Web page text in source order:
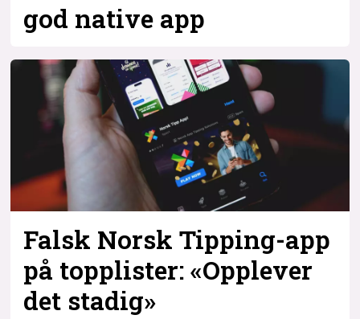
god native app
Falsk Norsk Tipping-app
på topplister: «Opplever
det stadig»